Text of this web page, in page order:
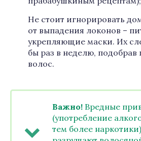
Не стоит игнорировать
от выпадения локонов –
укрепляющие маски. Их
бы раз в неделю, подобрав
волос.
Важно! Вредные
(употребление
тем более